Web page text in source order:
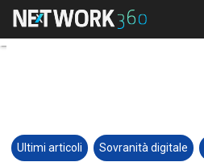
Ultimi articoli Sovranità digitale